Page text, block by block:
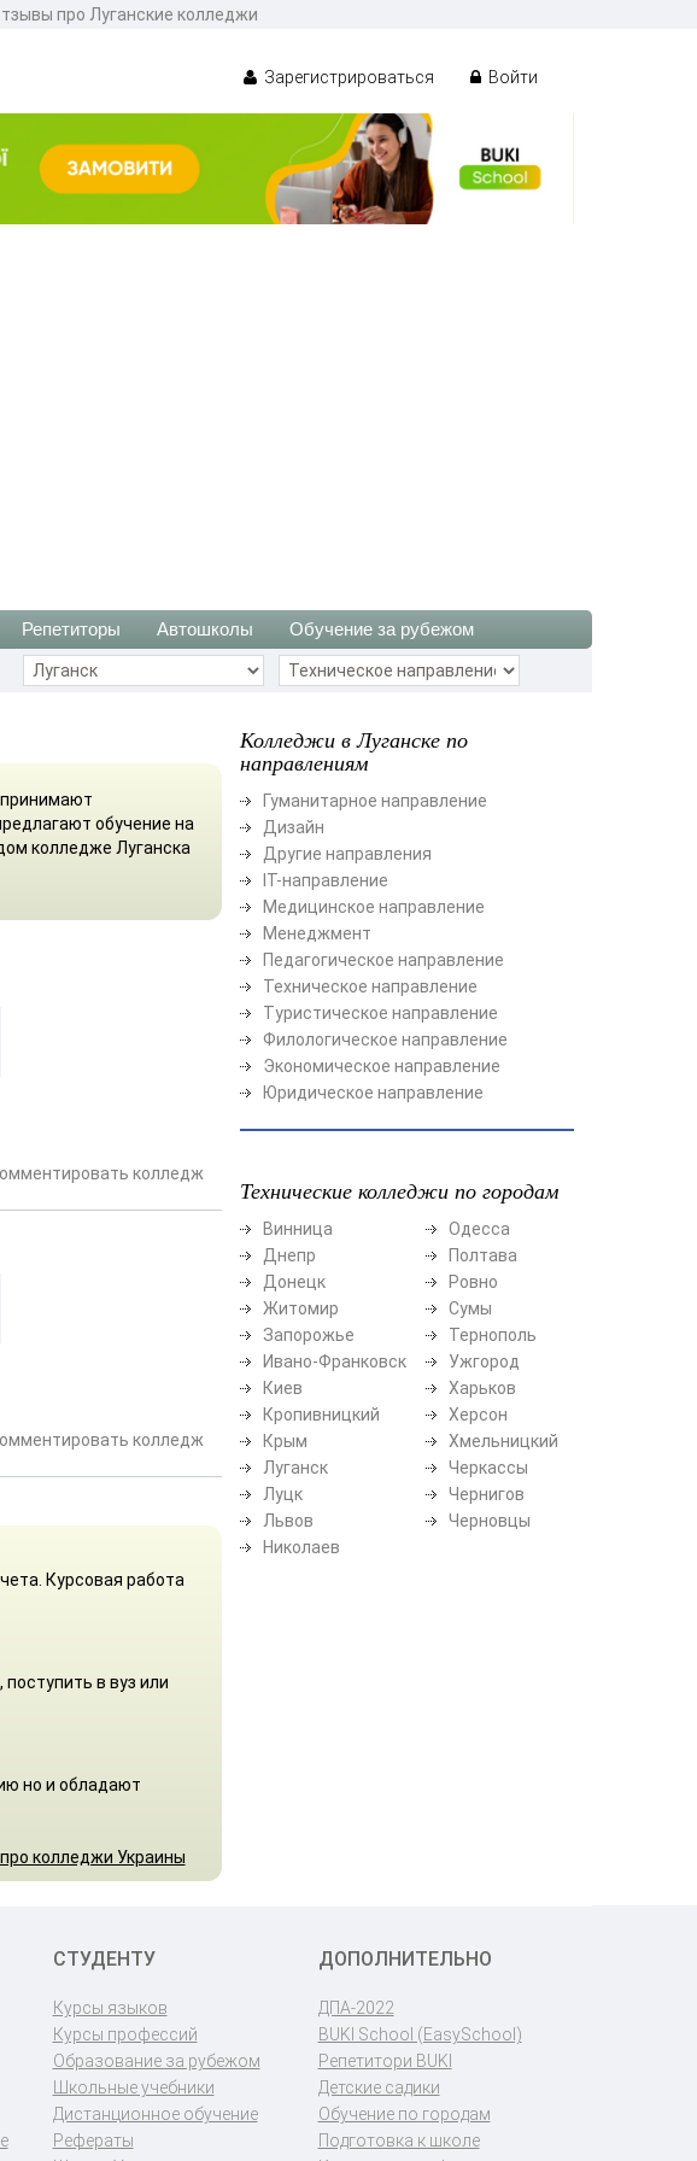
про Луганские колледжи
Зарегистрироваться Войти
Репетиторы Автошколы Обучение за рубежом
принимают
обучение на
колледже Луганска
колледж
колледж
Курсовая работа
в вуз или
но и обладают
колледжи Украины
Колледжи в Луганске по
направлениям
Гуманитарное направление
Дизайн
Другие направления
ІТ-направление
Медицинское направление
Менеджмент
Педагогическое направление
Техническое направление
Туристическое направление
Филологическое направление
Экономическое направление
Юридическое направление
Технические колледжи по городам
Винница
Днепр
Донецк
Житомир
Запорожье
Ивано-Франковск
Киев
Кропивницкий
Крым
Луганск
Луцк
Львов
Николаев
Одесса
Полтава
Ровно
Сумы
Тернополь
Ужгород
Харьков
Херсон
Хмельницкий
Черкассы
Чернигов
Черновцы
СТУДЕНТУ
Курсы языков
Курсы профессий
Образование за рубежом
Школьные учебники
Дистанционное обучение
Рефераты
ДОПОЛНИТЕЛЬНО
ДПА-2022
BUKI School (EasySchool)
Репетитори BUKI
Детские садики
Обучение по городам
Подготовка к школе